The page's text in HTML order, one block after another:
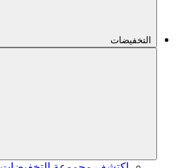
التخفيضات